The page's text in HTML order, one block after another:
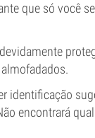
que só você
identificação
encontrará